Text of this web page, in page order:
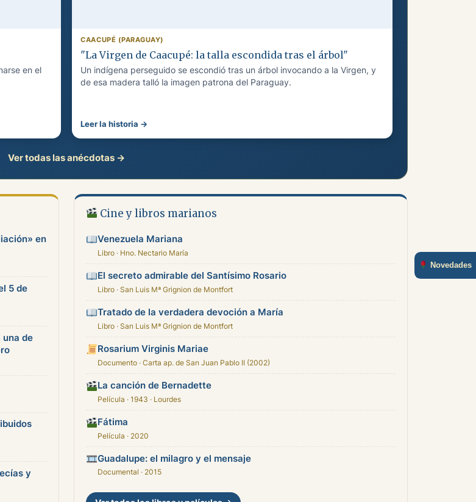
en el
CAACUPÉ (PARAGUAY)
"La Virgen de Caacupé: la talla escondida tras el árbol"
Un indígena perseguido se escondió tras un árbol invocando a la Virgen, y
de esa madera talló la imagen patrona del Paraguay.
Leer la historia →
Ver todas las anécdotas →
en
5 de
una de
y
Cine y libros marianos
Venezuela Mariana
Libro · Hno. Nectario María
El secreto admirable del Santísimo Rosario
Libro · San Luis Mª Grignion de Montfort
Tratado de la verdadera devoción a María
Libro · San Luis Mª Grignion de Montfort
Rosarium Virginis Mariae
Documento · Carta ap. de San Juan Pablo II (2002)
La canción de Bernadette
Película · 1943 · Lourdes
Fátima
Película · 2020
Guadalupe: el milagro y el mensaje
Documental · 2015
Novedades